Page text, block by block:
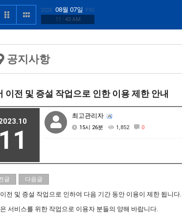
2026 08월 07일
FRI
11 : 43 AM
공지사항
이전 및 증설 작업으로 인한 이용 제한 안내
11
최고관리자
15시 26분 1,852 0
글 다음글
전 및 증설 작업으로 인하여 다음 기간 동안 이용이 제한 됩니다.
서비스를 위한 작업으로 이용자 분들의 양해 바랍니다.